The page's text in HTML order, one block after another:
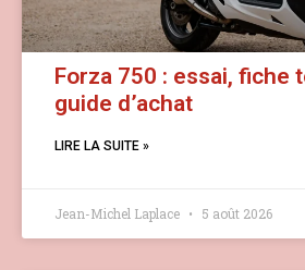
Forza 750 : essai, fiche
guide d’achat
LIRE LA SUITE »
Jean-Michel Laplace 5 août 2026